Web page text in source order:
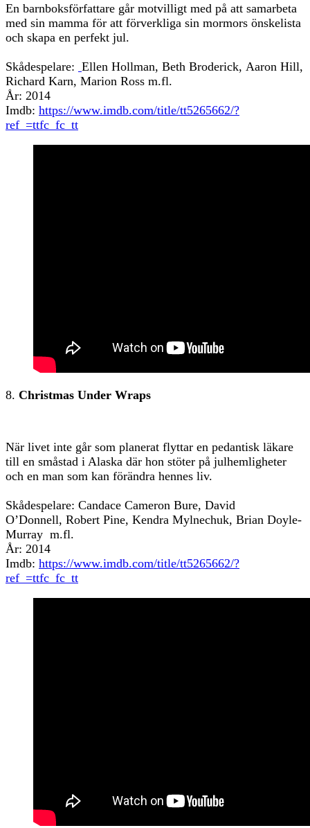
En barnboksförfattare går motvilligt med på att samarbeta
med sin mamma för att förverkliga sin mormors önskelista
och skapa en perfekt jul.
Skådespelare: Ellen Hollman, Beth Broderick, Aaron Hill,
Richard Karn, Marion Ross m.fl.
År: 2014
Imdb: https://www.imdb.com/title/tt5265662/?
ref_=ttfc_fc_tt
8. Christmas Under Wraps
När livet inte går som planerat flyttar en pedantisk läkare
till en småstad i Alaska där hon stöter på julhemligheter
och en man som kan förändra hennes liv.
Skådespelare: Candace Cameron Bure, David
O’Donnell, Robert Pine, Kendra Mylnechuk, Brian Doyle-
Murray m.fl.
År: 2014
Imdb: https://www.imdb.com/title/tt5265662/?
ref_=ttfc_fc_tt